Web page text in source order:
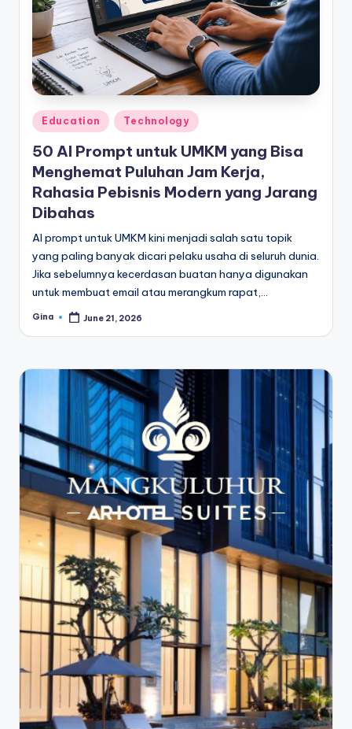
e
di
a
Posted
Education Technology
50 AI Prompt untuk UMKM yang Bisa
Menghemat Puluhan Jam Kerja,
Rahasia Pebisnis Modern yang Jarang
Dibahas
AI prompt untuk UMKM kini menjadi salah satu topik
yang paling banyak dicari pelaku usaha di seluruh dunia.
Jika sebelumnya kecerdasan buatan hanya digunakan
untuk membuat email atau merangkum rapat,…
Posted
Gina June 21, 2026